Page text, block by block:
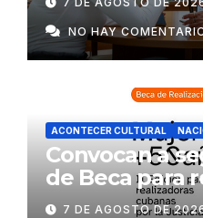
NO HAY
ACONTECER CULTURAL
Convocan a
de Beca para
mayores de
7 DE AGOSTO DE